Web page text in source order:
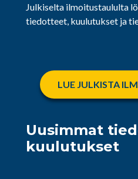
Julkiselta ilmoitustaululta
tiedotteet, kuulutukset ja
LUE JULKISTA
Uusimmat
kuulutukset